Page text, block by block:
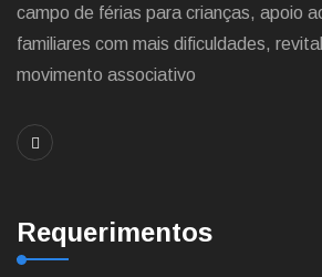
campo de férias para crianças, apoio
familiares com mais dificuldades,
movimento associativo
Requerimentos